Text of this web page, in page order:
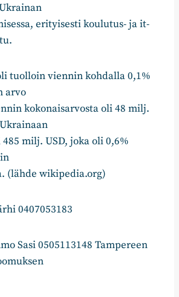
erityisesti koulutus- ja it-
tuolloin viennin kohdalla 0,1%
arvo
kokonaisarvosta oli 48 milj.
milj. USD, joka oli 0,6%
(lähde wikipedia.org)
0407053183
Sasi 0505113148 Tampereen